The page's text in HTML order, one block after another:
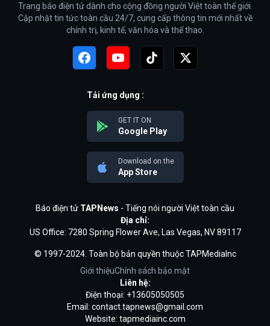
Trang báo điện tử dành cho cộng đồng người Việt toàn thế giới.
Cập nhật tin tức toàn cầu 24/7, cung cấp thông tin mới nhất về
chính trị, kinh tế, văn hóa và thể thao.
Tải ứng dụng :
GET IT ON
Google Play
Download on the
App Store
Báo điện tử TAPNews - Tiếng nói người Việt toàn cầu
Địa chỉ:
US Office: 7280 Spring Flower Ave, Las Vegas, NV 89117
© 1997-2024. Toàn bộ bản quyền thuộc TAPMediaInc
Giới thiệuChính sách bảo mật
Liên hệ:
Điện thoại: +13605050505
Email: contact.tapnews@gmail.com
Website: tapmediainc.com